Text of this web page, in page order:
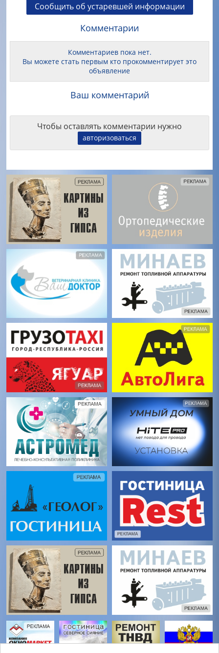
Сообщить об устаревшей информации
Комментарии
Комментариев пока нет.
Вы можете стать первым кто прокомментирует это
объявление
Ваш комментарий
Чтобы оставлять комментарии нужно
авторизоваться